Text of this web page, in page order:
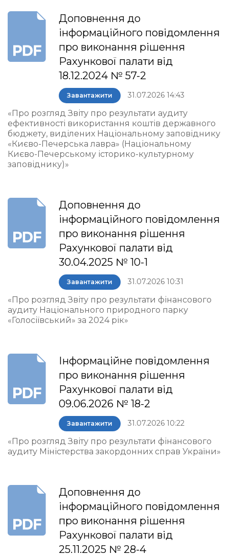
Доповнення до
інформаційного повідомлення
про виконання рішення
Рахункової палати від
18.12.2024 № 57-2
Завантажити 31.07.2026 14:43
«Про розгляд Звіту про результати аудиту
ефективності використання коштів державного
бюджету, виділених Національному заповіднику
«Києво-Печерська лавра» (Національному
Києво-Печерському історико-культурному
заповіднику)»
Доповнення до
інформаційного повідомлення
про виконання рішення
Рахункової палати від
30.04.2025 № 10-1
Завантажити 31.07.2026 10:31
«Про розгляд Звіту про результати фінансового
аудиту Національного природного парку
«Голосіївський» за 2024 рік»
Інформаційне повідомлення
про виконання рішення
Рахункової палати від
09.06.2026 № 18-2
Завантажити 31.07.2026 10:22
«Про розгляд Звіту про результати фінансового
аудиту Міністерства закордонних справ України»
Доповнення до
інформаційного повідомлення
про виконання рішення
Рахункової палати від
25.11.2025 № 28-4